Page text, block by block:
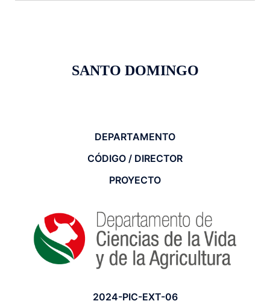
SANTO DOMINGO
DEPARTAMENTO
CÓDIGO / DIRECTOR
PROYECTO
2024-PIC-EXT-06